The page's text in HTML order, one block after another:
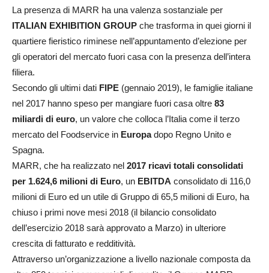
La presenza di MARR ha una valenza sostanziale per
ITALIAN EXHIBITION GROUP che trasforma in quei giorni il
quartiere fieristico riminese nell’appuntamento d’elezione per
gli operatori del mercato fuori casa con la presenza dell’intera
filiera.
Secondo gli ultimi dati FIPE (gennaio 2019), le famiglie italiane
nel 2017 hanno speso per mangiare fuori casa oltre 83
miliardi di euro, un valore che colloca l’Italia come il terzo
mercato del Foodservice in Europadopo Regno Unito e
Spagna.
MARR, che ha realizzato nel 2017 ricavi totali consolidati
per 1.624,6 milioni di Euro, un EBITDA consolidato di 116,0
milioni di Euro ed un utile di Gruppo di 65,5 milioni di Euro, ha
chiuso i primi nove mesi 2018 (il bilancio consolidato
dell’esercizio 2018 sarà approvato a Marzo) in ulteriore
crescita di fatturato e redditività.
Attraverso un’organizzazione a livello nazionale composta da